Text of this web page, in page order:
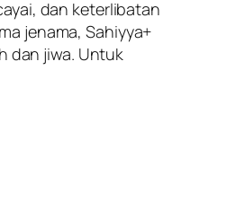
dan keterlibatan
jenama, Sahiyya+
dan jiwa. Untuk